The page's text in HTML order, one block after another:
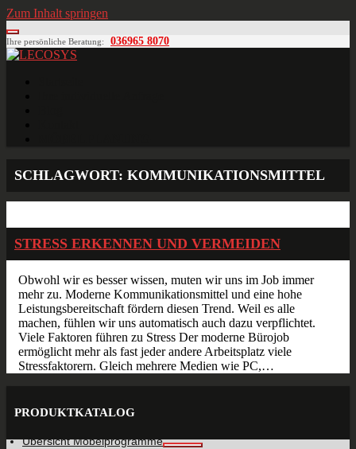
Zum Inhalt springen
Ihre persönliche Beratung: 036965 8070
SCHLAGWORT: KOMMUNIKATIONSMITTEL
STRESS ERKENNEN UND VERMEIDEN
Obwohl wir es besser wissen, muten wir uns im Job immer
mehr zu. Moderne Kommunikationsmittel und eine hohe
Leistungsbereitschaft fördern diesen Trend. Weil es alle
machen, fühlen wir uns automatisch auch dazu verpflichtet.
Viele Faktoren führen zu Stress Der moderne Bürojob
ermöglicht mehr als fast jeder andere Arbeitsplatz viele
Stressfaktorern. Gleich mehrere Medien wie PC,…
PRODUKTKATALOG
Übersicht Möbelprogramme